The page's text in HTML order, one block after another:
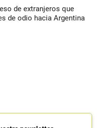
de extranjeros que
de odio hacia Argentina